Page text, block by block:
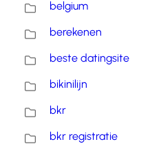
belgium
berekenen
beste datingsite
bikinilijn
bkr
bkr registratie